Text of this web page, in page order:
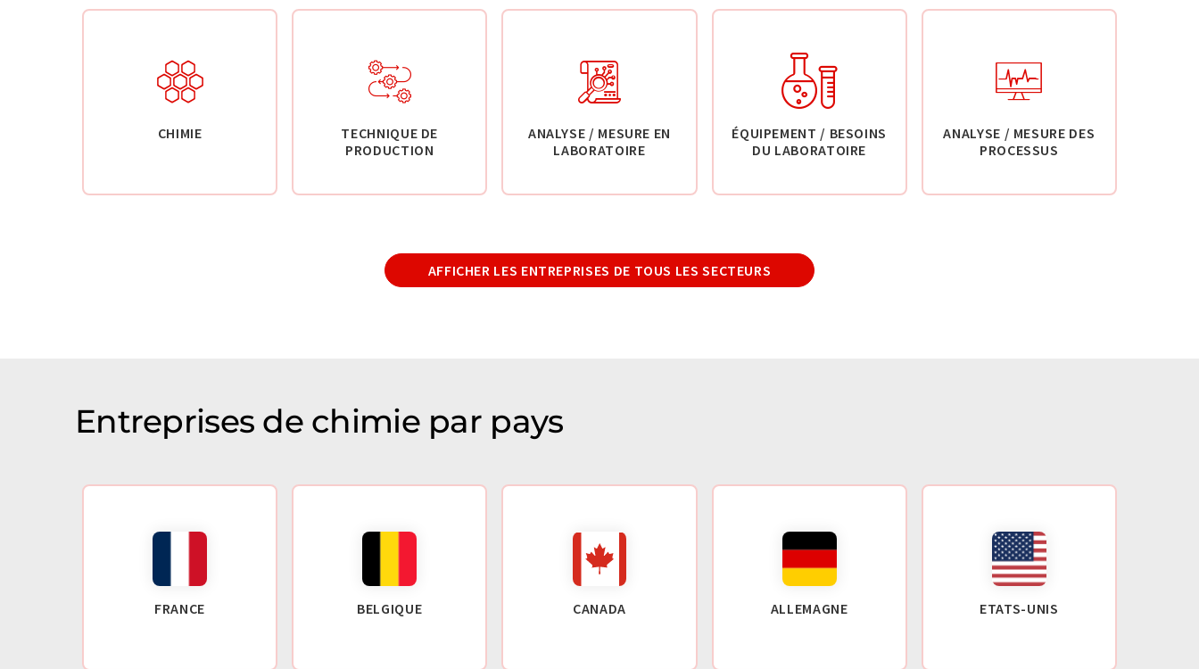
CHIMIE
TECHNIQUE DE
PRODUCTION
ANALYSE / MESURE EN
LABORATOIRE
ÉQUIPEMENT / BESOINS
DU LABORATOIRE
ANALYSE / MESURE DES
PROCESSUS
AFFICHER LES ENTREPRISES DE TOUS LES SECTEURS
Entreprises de chimie par pays
FRANCE BELGIQUE CANADA ALLEMAGNE ETATS-UNIS